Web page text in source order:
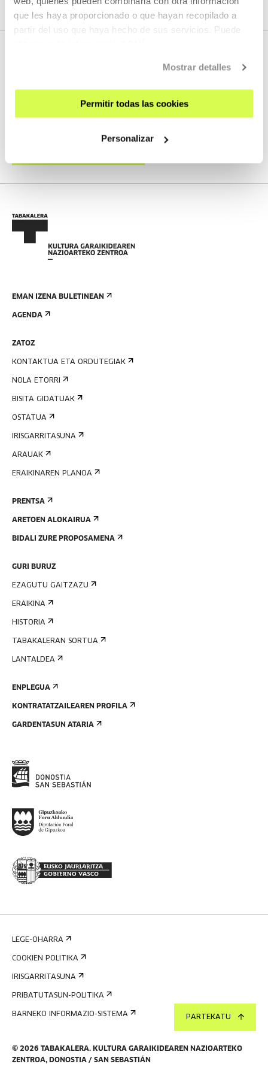
que les haya proporcionado o que hayan recopilado a
partir del uso que haya hecho de sus servicios. Puede
Mostrar detalles
Permitir todas las cookies
Personalizar
PARTEKATU
EMAN IZENA BULETINEAN
AGENDA
ZATOZ
KONTAKTUA ETA ORDUTEGIAK
NOLA ETORRI
BISITA GIDATUAK
OSTATUA
IRISGARRITASUNA
ARAUAK
ERAIKINAREN PLANOA
PRENTSA
ARETOEN ALOKAIRUA
BIDALI ZURE PROPOSAMENA
GURI BURUZ
EZAGUTU GAITZAZU
ERAIKINA
HISTORIA
TABAKALERAN SORTUA
LANTALDEA
ENPLEGUA
KONTRATATZAILEAREN PROFILA
GARDENTASUN ATARIA
© 2026 TABAKALERA. KULTURA GARAIKIDEAREN NAZIOARTEKO
ZENTROA, DONOSTIA / SAN SEBASTIÁN
LEGE-OHARRA
COOKIEN POLITIKA
IRISGARRITASUNA
PRIBATUTASUN-POLITIKA
BARNEKO INFORMAZIO-SISTEMA